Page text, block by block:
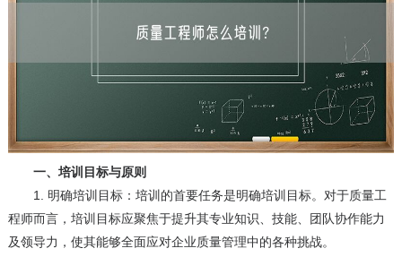
一、培训目标与原则
1. 明确培训目标：培训的首要任务是明确培训目标。对于质量工
程师而言，培训目标应聚焦于提升其专业知识、技能、团队协作能力
及领导力，使其能够全面应对企业质量管理中的各种挑战。